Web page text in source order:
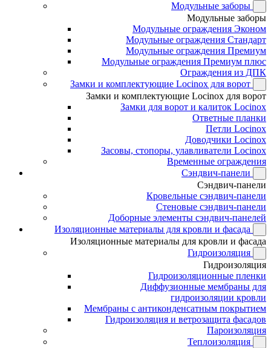
Модульные заборы
Модульные заборы
Модульные ограждения Эконом
Модульные ограждения Стандарт
Модульные ограждения Премиум
Модульные ограждения Премиум плюс
Ограждения из ДПК
Замки и комплектующие Locinox для ворот
Замки и комплектующие Locinox для ворот
Замки для ворот и калиток Locinox
Ответные планки
Петли Locinox
Доводчики Locinox
Засовы, стопоры, улавливатели Locinox
Временные ограждения
Сэндвич-панели
Сэндвич-панели
Кровельные сэндвич-панели
Стеновые сэндвич-панели
Доборные элементы сэндвич-панелей
Изоляционные материалы для кровли и фасада
Изоляционные материалы для кровли и фасада
Гидроизоляция
Гидроизоляция
Гидроизоляционные пленки
Диффузионные мембраны для
гидроизоляции кровли
Мембраны с антиконденсатным покрытием
Гидроизоляция и ветрозащита фасадов
Пароизоляция
Теплоизоляция